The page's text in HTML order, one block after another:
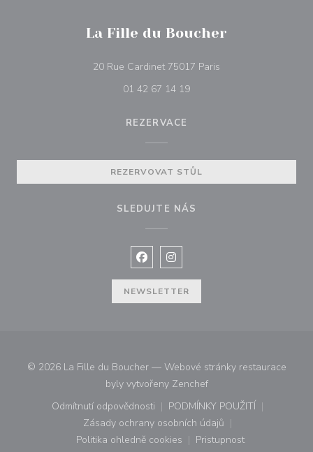
La Fille du Boucher
20 Rue Cardinet 75017 Paris
01 42 67 14 19
REZERVACE
REZERVOVAT STŮL
SLEDUJTE NÁS
Facebook ((otevře se v novém
Instagram ((otevře se v
NEWSLETTER
© 2026 La Fille du Boucher — Webové stránky restaurace
byly vytvořeny Zenchef((otevře se v novém
Odmítnutí odpovědnosti
((otevře se v novém okně))
PODMÍNKY POUŽITÍ
((otevře se v novém
Zásady ochrany osobních údajů
((otevře se v novém okně))
Politika ohledně cookies
((otevře se v novém okně))
Pristupnost
((otevře se v novém